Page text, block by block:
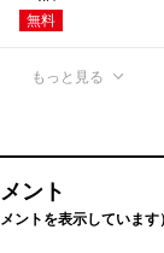
無料
もっと見る
ント
ントを表示しています）